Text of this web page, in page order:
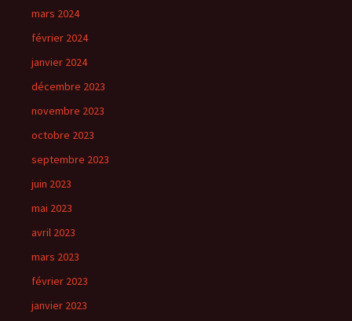
mars 2024
février 2024
janvier 2024
décembre 2023
novembre 2023
octobre 2023
septembre 2023
juin 2023
mai 2023
avril 2023
mars 2023
février 2023
janvier 2023